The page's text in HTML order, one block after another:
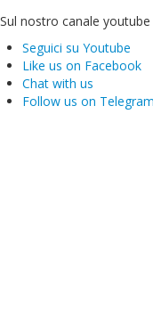
Sul nostro canale
Seguici su Youtube
Like us on Facebook
Chat with us
Follow us on Telegram